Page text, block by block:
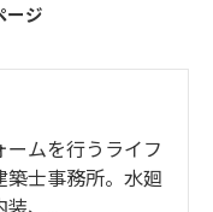
ージ
ムを行うライフ
築士事務所。水廻
装、…